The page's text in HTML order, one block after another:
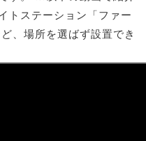
トステーション「ファー
、場所を選ばず設置でき